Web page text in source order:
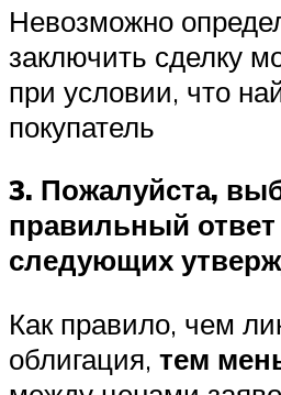
Невозможно
заключить сделку
при условии, что
покупатель
3. Пожалуйста,
правильный ответ
следующих
Как правило, чем
облигация, тем